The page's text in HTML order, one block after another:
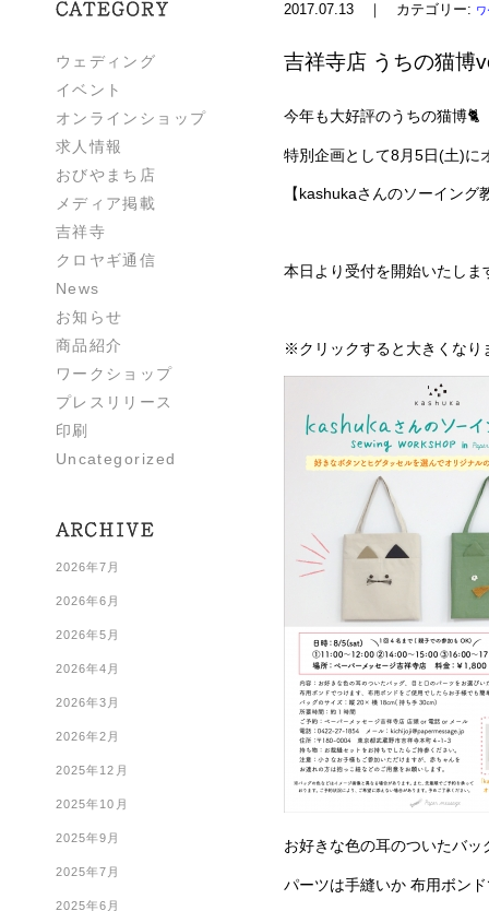
ウェディング
イベント
オンラインショップ
求人情報
おびやまち店
メディア掲載
吉祥寺
クロヤギ通信
News
お知らせ
商品紹介
ワークショップ
プレスリリース
印刷
Uncategorized
2026年7月
2026年6月
2026年5月
2026年4月
2026年3月
2026年2月
2025年12月
2025年10月
2025年9月
2025年7月
2025年6月
2017.07.13 ｜ カテゴリー:
吉祥寺店 うちの猫博
今年も大好評のうちの猫博🐈
特別企画として8月5日(土)に
【kashukaさんのソーイン
本日より受付を開始いたし
※クリックすると大きくなり
お好きな色の耳のついたバ
パーツは手縫いか 布用ボン